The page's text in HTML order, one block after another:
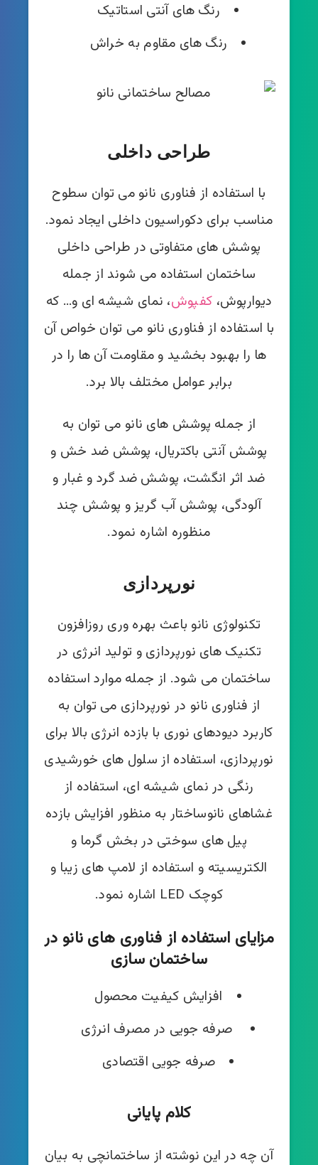
رنگ های آنتی استاتیک
رنگ های مقاوم به خراش
طراحی داخلی
با استفاده از فناوری نانو می توان سطوح
مناسب برای دکوراسیون داخلی ایجاد نمود.
پوشش های متفاوتی در طراحی داخلی
ساختمان استفاده می شوند از جمله
دیوارپوش، کفپوش، نمای شیشه ای و… که
با استفاده از فناوری نانو می توان خواص آن
ها را بهبود بخشید و مقاومت آن ها را در
برابر عوامل مختلف بالا برد.
از جمله پوشش های نانو می توان به
پوشش آنتی باکتریال، پوشش ضد خش و
ضد اثر انگشت، پوشش ضد گرد و غبار و
آلودگی، پوشش آب گریز و پوشش چند
منظوره اشاره نمود.
نورپردازی
تکنولوژی نانو باعث بهره وری روزافزون
تکنیک های نورپردازی و تولید انرژی در
ساختمان می شود. از جمله موارد استفاده
از فناوری نانو در نورپردازی می توان به
کاربرد دیودهای نوری با بازده انرژی بالا برای
نورپردازی، استفاده از سلول های خورشیدی
رنگی در نمای شیشه ای، استفاده از
غشاهای نانوساختار به منظور افزایش بازده
پیل های سوختی در بخش گرما و
الکتریسیته و استفاده از لامپ های زیبا و
کوچک LED اشاره نمود.
مزایای استفاده از فناوری های نانو در
ساختمان سازی
افزایش کیفیت محصول
صرفه جویی در مصرف انرژی
صرفه جویی اقتصادی
کلام پایانی
آن چه در این نوشته از ساختمانچی به بیان